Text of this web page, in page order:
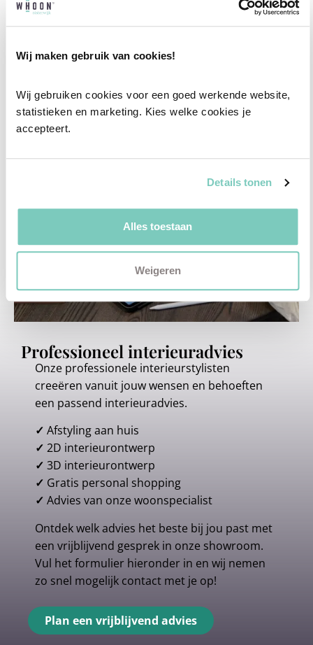
Wij maken gebruik van cookies!
Wij gebruiken cookies voor een goed werkende website,
statistieken en marketing. Kies welke cookies je
accepteert.
Details tonen
Alles toestaan
Weigeren
Vul het formulier hieronder in en wij nemen zo
Plan een vrijblijvend advies
Professioneel interieuradvies
Onze professionele interieurstylisten
creeëren vanuit jouw wensen en behoeften
een passend interieuradvies.
✓ Afstyling aan huis
✓ 2D interieurontwerp
✓ 3D interieurontwerp
✓ Gratis personal shopping
✓ Advies van onze woonspecialist
Ontdek welk advies het beste bij jou past met
een vrijblijvend gesprek in onze showroom.
Vul het formulier hieronder in en wij nemen
zo snel mogelijk contact met je op!
Plan een vrijblijvend advies